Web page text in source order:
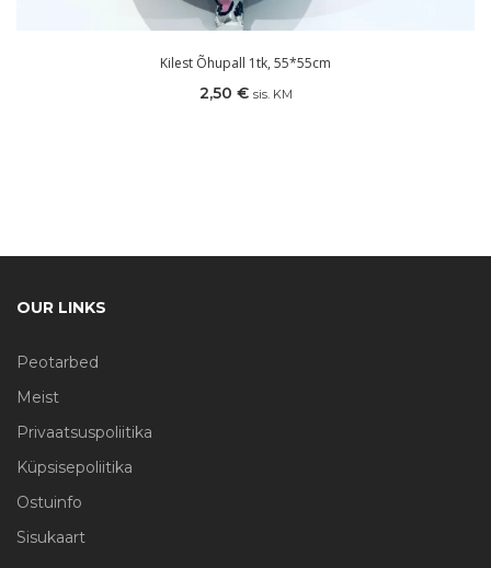
Kilest Õhupall 1tk, 55*55cm
2,50 € sis. KM
OUR LINKS
Peotarbed
Meist
Privaatsuspoliitika
Küpsisepoliitika
Ostuinfo
Sisukaart